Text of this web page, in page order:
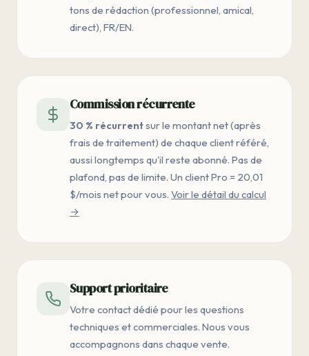
tons de rédaction (professionnel, amical,
direct), FR/EN.
Commission récurrente
30 % récurrentsur le montant net (après
frais de traitement) de chaque client référé,
aussi longtemps qu'il reste abonné. Pas de
plafond, pas de limite. Un client Pro = 20,01
$/mois net pour vous. Voir le détail du calcul
→
Support prioritaire
Votre contact dédié pour les questions
techniques et commerciales. Nous vous
accompagnons dans chaque vente.